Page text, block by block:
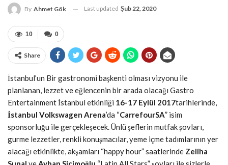
By Ahmet Gök Last updated Şub 22, 2020
0
10
Share
İstanbul’un Bir gastronomi başkenti olması vizyonu ile
planlanan, lezzet ve eğlencenin bir arada olacağı Gastro
Entertainment İstanbul etkinliği 16-17 Eylül 2017tarihlerinde,
İstanbul Volkswagen Arena’da “CarrefourSA” isim
sponsorluğu ile gerçekleşecek. Ünlü şeflerin mutfak şovları,
gurme lezzetler, renkli konuşmacılar, yeme içme tadımlarının yer
alacağı etkinlikte, akşamları “happy hour” saatlerinde Zeliha